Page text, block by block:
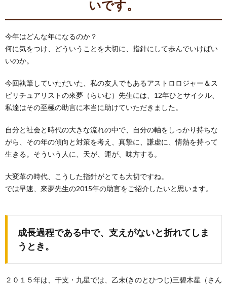
いです。
今年はどんな年になるのか？
何に気をつけ、どういうことを大切に、指針にして歩んでいけばい
いのか。
今回執筆していただいた、私の友人でもあるアストロロジャー＆ス
ピリチュアリストの來夢（らいむ）先生には、12年ひとサイクル、
私達はその至極の助言に本当に助けていただきました。
自分と社会と時代の大きな流れの中で、自分の軸をしっかり持ちな
がら、その年の傾向と対策を考え、真摯に、謙虚に、情熱を持って
生きる。そういう人に、天が、運が、味方する。
大変革の時代、こうした指針がとても大切ですね。
では早速、來夢先生の2015年の助言をご紹介したいと思います。
成長過程である中で、支えがないと折れてしま
うとき。
２０１５年は、干支・九星では、乙未(きのとひつじ)三碧木星（さん